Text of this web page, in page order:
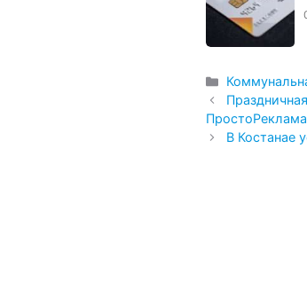
Рубрики
ПростоРеклама
В Костанае